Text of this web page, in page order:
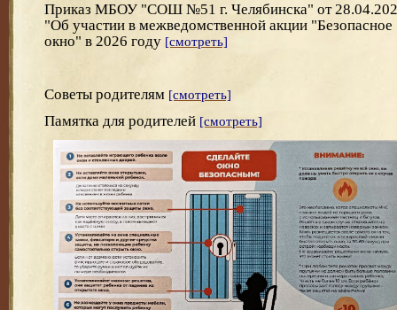
Приказ МБОУ "СОШ №51 г. Челябинска" от
"Об участии в межведомственной акции "Безопасное
окно" в 2026 году [смотреть]
Советы родителям [смотреть]
Памятка для родителей [смотреть]